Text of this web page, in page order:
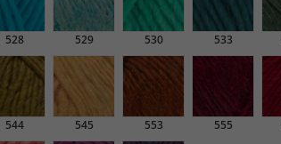
528 529 530 533
544 545 553 555